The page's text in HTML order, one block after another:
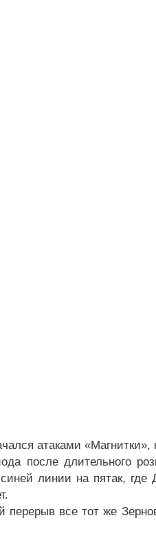
атаками «Магнитки»,
после длительного
линии на пятак, где
все тот же